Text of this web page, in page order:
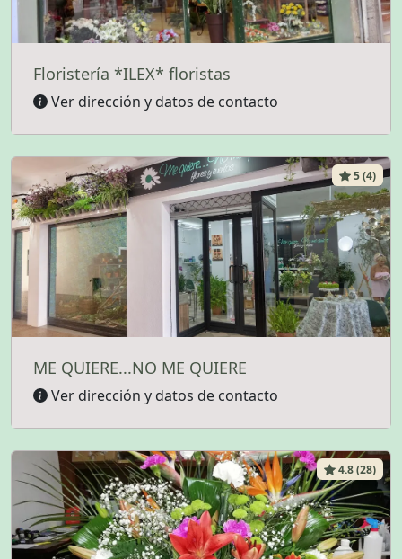
Floristería *ILEX* floristas
Ver dirección y datos de contacto
5 (4)
ME QUIERE...NO ME QUIERE
Ver dirección y datos de contacto
4.8 (28)